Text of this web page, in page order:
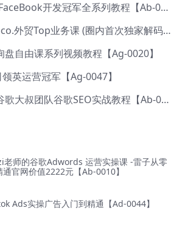
新版外土司FaceBook开发冠军全系列教程【Ab-0021】
新版鼎贸Coco.外贸Top业务课 (圈内首次独家解码|460节课)【Ag-0091】
自由课系列视频教程【Ag-0020】
英运营冠军【Ag-0047】
环新网络.谷歌大叔团队谷歌SEO实战教程【Ab-0024】
老师的谷歌Adwords 运营实操课 -雷子从零
通官网价值2222元【Ab-0010】
Ads实操广告入门到精通【Ad-0044】